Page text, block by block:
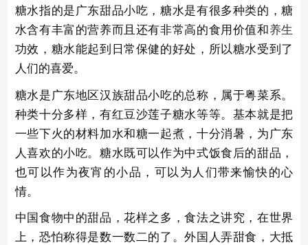
糖水指的是广东甜品小吃，糖水是有很多种类的，糖
水含有丰富的营养而且还有非常高的食用价值和养生
功效，糖水能起到日常保健的好处，所以糖水受到了
人们的喜爱。
糖水是广东地区汉族甜品小吃的总称，属于粤菜系。
种类十分多样，有红豆沙莲子糖水等等。基本就是把
一些下火的材料加水和糖一起煮，十分消暑，为广东
人喜欢的小吃。糖水既可以作为中式饭食后的甜品，
也可以作为夜宵的小品，可以为人们带来愉快的心
情。
中国食物中的甜品，花样之多，食法之讲究，在世界
上，恐怕称得是数一数二的了。外国人弄甜食，大抵